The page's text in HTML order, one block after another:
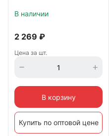
В наличии
2 269 ₽
Цена за шт.
В корзину
Купить по оптовой цене